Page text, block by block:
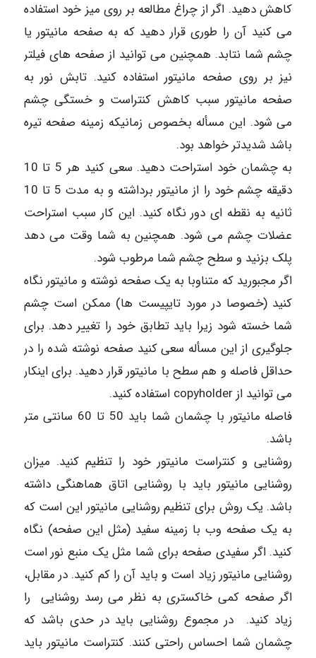
کاهش دهید. اگر از چراغ مطالعه بر روی میز خود استفاده
می کنید آن را طوری قرار دهید که به صفحه مانیتور یا
چشم شما نتابد. همچنین می توانید از صفحه های فیلتر
نیز بر روی صفحه مانیتور استفاده کنید. تابش نور به
صفحه مانیتور سبب کاهش کنتراست و خستگی چشم
می شود. این مسأله بخصوص زمانیکه زمینه صفحه تیره
باشد شدیدتر خواهد بود.
به چشمان خود استراحت دهید. سعی کنید هر 5 تا 10
دقیقه چشم خود را از مانیتور برداشته و به مدت 5 تا 10
ثانیه به نقطه ای دور نگاه کنید. این کار سبب استراحت
عضلات چشم می شود. همچنین به شما وقت می دهد
پلک بزنید و سطح چشم شما مرطوب شود.
اگر مجبورید که متناوبا به یک صفحه نوشته و مانیتور نگاه
کنید (خصوصا در مورد تایپیست ها) ممکن است چشم
شما خسته شود زیرا باید تطابق خود را تغییر دهد. برای
جلوگیری از این مسأله سعی کنید صفحه نوشته شده را در
حداقل فاصله و هم سطح با مانیتور قرار دهید. برای اینکار
می توانید از copyholder استفاده کنید.
فاصله مانیتور با چشمان شما باید 50 تا 60 سانتی متر
باشد.
روشنایی و کنتراست مانیتور خود را تنظیم کنید. میزان
روشنایی مانیتور باید با روشنایی اتاق هماهنگی داشته
باشد. یک روش برای تنظیم روشنایی مانیتور این است که
به یک صفحه وب با زمینه سفید (مثل این صفحه) نگاه
کنید. اگر سفیدی صفحه برای شما مثل یک منبع نور است
روشنایی مانیتور زیاد است و باید آن را کم کنید. در مقابل،
اگر صفحه کمی خاکستری به نظر می رسد روشنایی را
زیاد کنید. در مجموع روشنایی باید در حدی باشد که
چشمان شما احساس راحتی کنند. کنتراست مانیتور باید